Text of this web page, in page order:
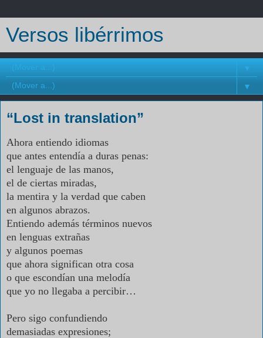
Versos libérrimos
▼
▼
“Lost in translation”
Ahora entiendo idiomas
que antes entendía a duras penas:
el lenguaje de las manos,
el de ciertas miradas,
la mentira y la verdad que caben
en algunos abrazos.
Entiendo además términos nuevos
en lenguas extrañas
y algunos poemas
que ahora significan otra cosa
o que escondían una melodía
que yo no llegaba a percibir…
Pero sigo confundiendo
demasiadas expresiones;